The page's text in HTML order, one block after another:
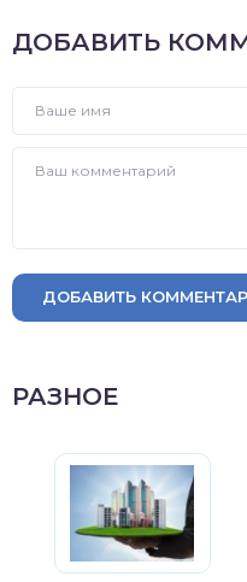
ДОБАВИТЬ
ДОБАВИТЬ
РАЗНОЕ